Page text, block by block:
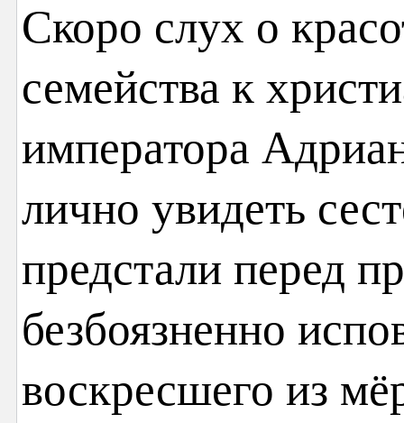
Скоро слух о
семейства к
императора
лично увидеть
предстали перед
безбоязненно
воскресшего из